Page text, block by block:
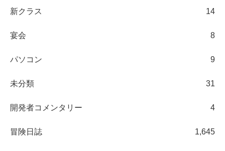
新クラス 14
宴会 8
パソコン 9
未分類 31
開発者コメンタリー 4
冒険日誌 1,645